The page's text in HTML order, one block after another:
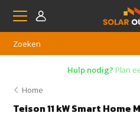
Hulp nodig? Plan
Home
Teison 11 kW Smart Home